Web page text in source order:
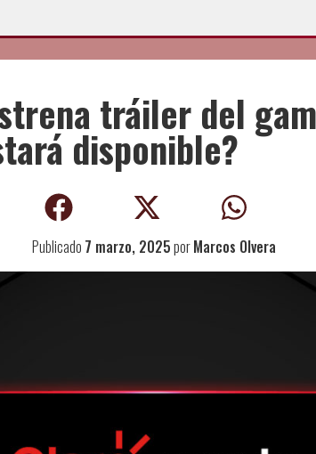
tráiler del
disponible?
Publicado 7 marzo, 2025porMarcos Olvera